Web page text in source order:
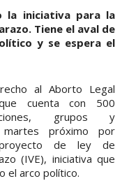
la iniciativa para la
Tiene el aval de
y se espera el
al Aborto Legal
cuenta con 500
grupos y
martes próximo por
de ley de
(IVE), iniciativa que
el arco político.